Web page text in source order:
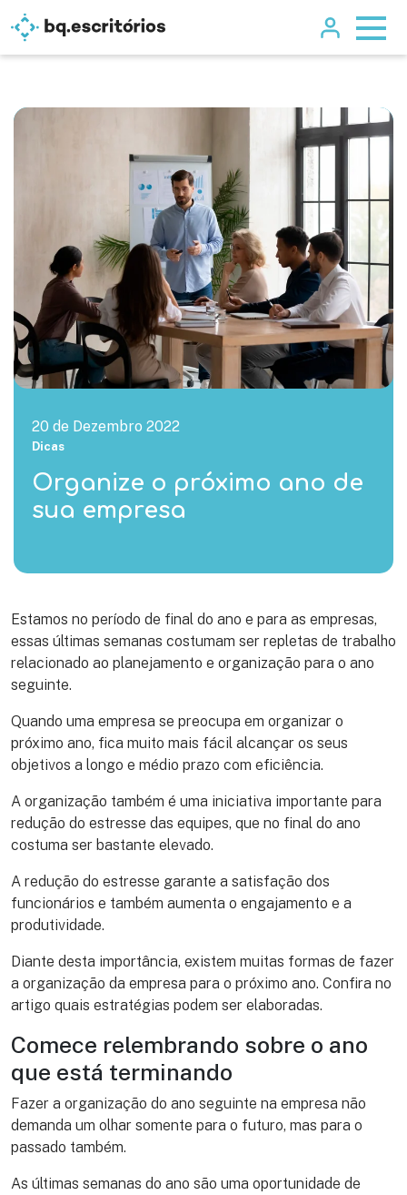
20 de Dezembro 2022
Dicas
Organize o próximo ano de
sua empresa
Estamos no período de final do ano e para as empresas,
essas últimas semanas costumam ser repletas de trabalho
relacionado ao planejamento e organização para o ano
seguinte.
Quando uma empresa se preocupa em organizar o
próximo ano, fica muito mais fácil alcançar os seus
objetivos a longo e médio prazo com eficiência.
A organização também é uma iniciativa importante para
redução do estresse das equipes, que no final do ano
costuma ser bastante elevado.
A redução do estresse garante a satisfação dos
funcionários e também aumenta o engajamento e a
produtividade.
Diante desta importância, existem muitas formas de fazer
a organização da empresa para o próximo ano. Confira no
artigo quais estratégias podem ser elaboradas.
Comece relembrando sobre o ano
que está terminando
Fazer a organização do ano seguinte na empresa não
demanda um olhar somente para o futuro, mas para o
passado também.
As últimas semanas do ano são uma oportunidade de